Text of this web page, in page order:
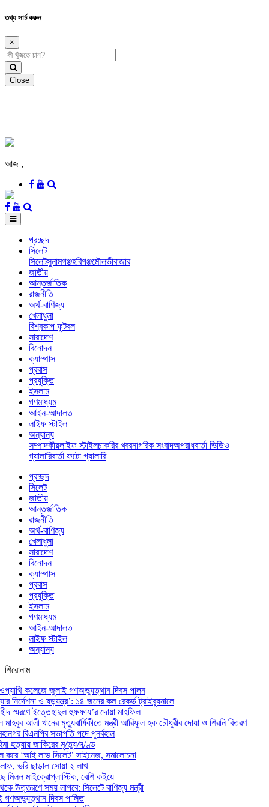
তথ্য সার্চ করুন
×
Close
আজ ,
প্রচ্ছদ
সিলেট
সিলেটসুনামগঞ্জহবিগঞ্জমৌলভীবাজার
জাতীয়
আন্তর্জাতিক
রাজনীতি
অর্থ-বাণিজ্য
খেলাধুলা
বিশ্বকাপ ফুটবল
সারাদেশ
বিনোদন
ক্যাম্পাস
প্রবাস
প্রযুক্তি
ইসলাম
গণমাধ্যম
আইন-আদালত
লাইফ স্টাইল
অন্যান্য
সম্পাদকীয়লাইফ স্টাইলচাকরির খবরনাগরিক সংবাদঅপরাধবার্তা ভিডিও
গ্যালারিবার্তা ফটো গ্যালারি
প্রচ্ছদ
সিলেট
জাতীয়
আন্তর্জাতিক
রাজনীতি
অর্থ-বাণিজ্য
খেলাধুলা
সারাদেশ
বিনোদন
ক্যাম্পাস
প্রবাস
প্রযুক্তি
ইসলাম
গণমাধ্যম
আইন-আদালত
লাইফ স্টাইল
অন্যান্য
শিরোনাম
কলেজে জুলাই গণঅভ্যুত্থান দিবস পালন
নির্দেশনা ও ষড়যন্ত্র’: ১৪ জনের কল রেকর্ড ট্রাইব্যুনালে
স্মরণে ইত্তেহাদুল হুফফায’র দোয়া মাহফিল
মাহবুব আলী খানের মৃত্যুবার্ষিকীতে মন্ত্রী আরিফুল হক চৌধুরীর দোয়া ও শিরনি বিতরণ
বিএনপির সভাপতি পদে পুনর্বহাল
হত্যায় জাকিরের মৃ/ত্যু/দ/ণ্ড
করে ‘আই লাভ সিলেট’ সাইনেজ, সমালোচনা
ভরি ছাড়াল সোয়া ২ লাখ
মিলল মাইক্রোপ্লাস্টিক, বেশি কইয়ে
উত্তরণে সময় লাগবে: সিলেটে বাণিজ্য মন্ত্রী
গণঅভ্যুত্থান দিবস পালিত